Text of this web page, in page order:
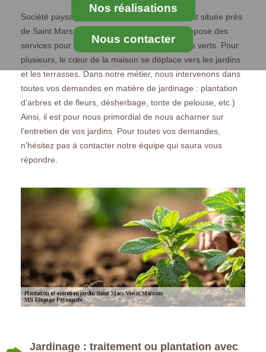
Nos réalisations
Nous contacter
Société paysagère, MS Elagage Paysagiste est située près
de Saint Mars Vieux Maisons. L’entreprise propose des
services pour l'entretien de jardin et d'espaces verts. Pour
plusieurs, le cœur de la maison se déplace vers les jardins
et les terrasses. Dans notre métier, nous intervenons dans
toutes vos demandes en matière de jardinage : plantation
d'arbres et de fleurs, désherbage, tonte de pelouse, etc.)
Ainsi, il est pour nous primordial de nous acharner sur
l’entretien de vos jardins. Pour toutes vos demandes,
n’hésitez pas à contacter notre équipe qui saura vous
répondre.
Jardinage : traitement ou plantation avec